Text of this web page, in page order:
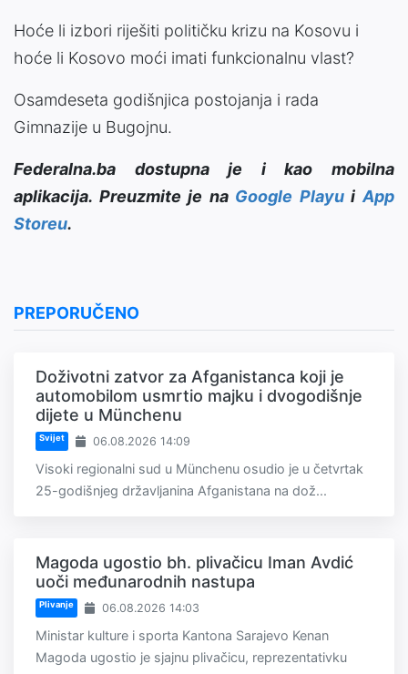
Hoće li izbori riješiti političku krizu na Kosovu i
hoće li Kosovo moći imati funkcionalnu vlast?
Osamdeseta godišnjica postojanja i rada
Gimnazije u Bugojnu.
Federalna.ba dostupna je i kao mobilna
aplikacija. Preuzmite je na Google PlayuiApp
Storeu.
PREPORUČENO
Doživotni zatvor za Afganistanca koji je
automobilom usmrtio majku i dvogodišnje
dijete u Münchenu
Svijet 06.08.2026 14:09
Visoki regionalni sud u Münchenu osudio je u četvrtak
25-godišnjeg državljanina Afganistana na dož...
Magoda ugostio bh. plivačicu Iman Avdić
uoči međunarodnih nastupa
Plivanje 06.08.2026 14:03
Ministar kulture i sporta Kantona Sarajevo Kenan
Magoda ugostio je sjajnu plivačicu, reprezentativku